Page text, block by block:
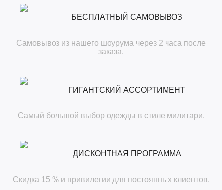
БЕСПЛАТНЫЙ САМОВЫВОЗ
Самовывоз из нашего шоурума через 2 часа после
заказа.
ГИГАНТСКИЙ АССОРТИМЕНТ
Самый большой выбор одежды в стиле милитари.
ДИСКОНТНАЯ ПРОГРАММА
Скидка 15 % и привилегии для постоянных клиентов.